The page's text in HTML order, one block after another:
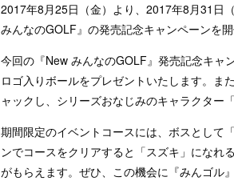
2017年8月25日（金）より、2017年8月31日
みんなのGOLF』の発売記念キャンペーンを開
今回の『New みんなのGOLF』発売記念キャ
ロゴ入りボールをプレゼントいたします。ま
ャックし、シリーズおなじみのキャラクター
期間限定のイベントコースには、ボスとして
ンでコースをクリアすると「スズキ」になれ
がもらえます。ぜひ、この機会に『みんゴル